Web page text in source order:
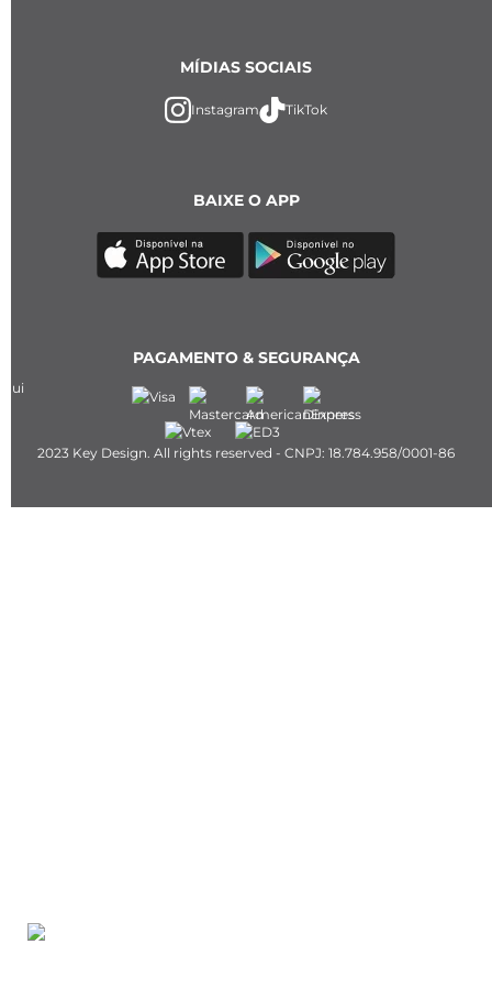
BAIXE O APP
MÍDIAS SOCIAIS
Instagram TikTok
PAGAMENTO & SEGURANÇA
2023 Key Design. All rights reserved - CNPJ: 18.784.958/0001-86